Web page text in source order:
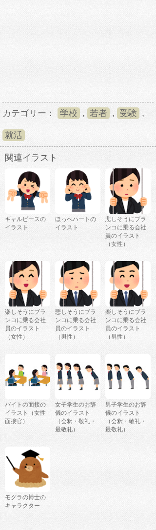
カテゴリー： 学校 , 若者 , 受験 ,
就活
関連イラスト
ギャルピースの
イラスト
ほっぺハートの
イラスト
悲しそうにブラ
ンコに乗る会社
員のイラスト
（女性）
楽しそうにブラ
ンコに乗る会社
員のイラスト
（女性）
悲しそうにブラ
ンコに乗る会社
員のイラスト
（男性）
楽しそうにブラ
ンコに乗る会社
員のイラスト
（男性）
バイトの面接の
イラスト（女性
面接官）
女子学生のお辞
儀のイラスト
（会釈・敬礼・
最敬礼）
男子学生のお辞
儀のイラスト
（会釈・敬礼・
最敬礼）
モグラの博士の
キャラクター